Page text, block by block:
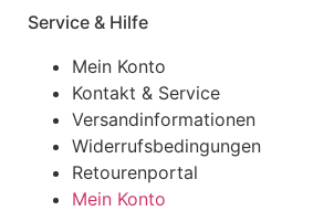
Service & Hilfe
Mein Konto
Kontakt & Service
Versandinformationen
Widerrufsbedingungen
Retourenportal
Mein Konto